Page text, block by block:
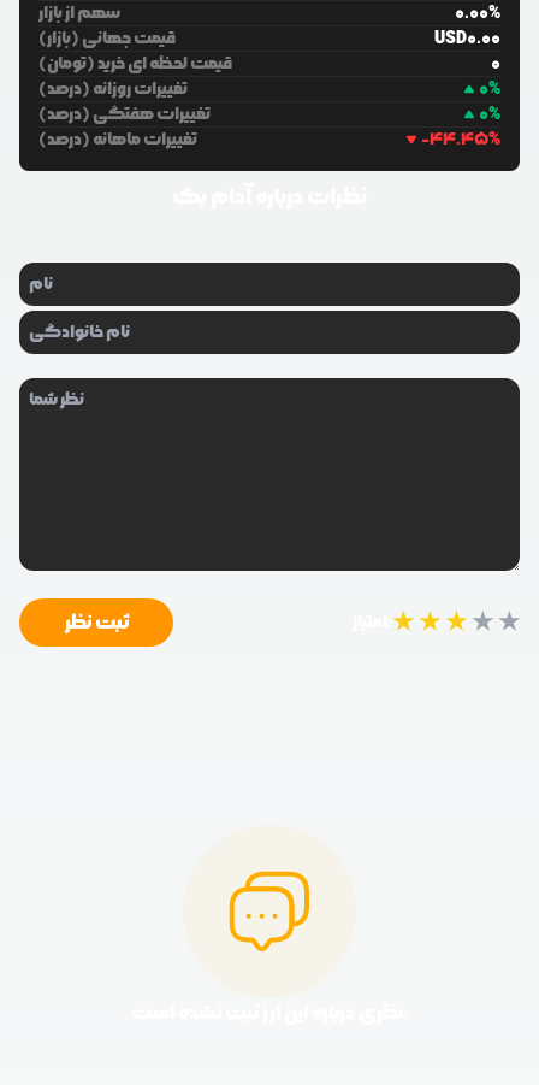
سهم از بازار
0.00%
قیمت جهانی (بازار)
USD0.00
قیمت لحظه ای خرید (تومان)
0
تغییرات روزانه (درصد)
0%
تغییرات هفتگی (درصد)
0%
تغییرات ماهانه (درصد)
-44.45%
★★★★★ ثبت نظر